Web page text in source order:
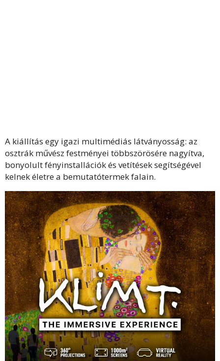
A kiállítás egy igazi multimédiás látványosság: az
osztrák művész festményei többszörösére nagyítva,
bonyolult fényinstallációk és vetítések segítségével
kelnek életre a bemutatótermek falain.